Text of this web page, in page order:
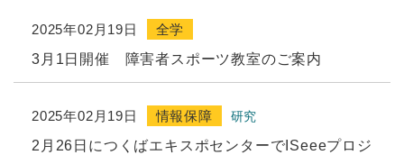
2025年02月19日
全学
3月1日開催 障害者スポーツ教室のご案内
2025年02月19日 情報保障 研究
2月26日につくばエキスポセンターでISeeeプロジ